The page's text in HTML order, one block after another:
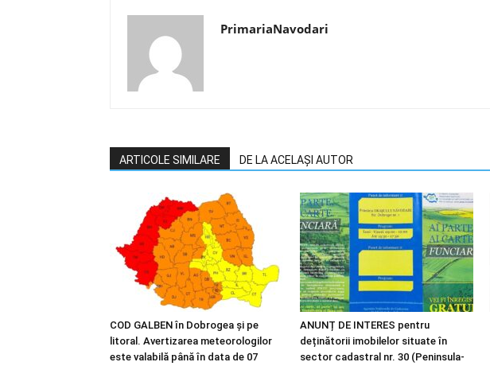
PrimariaNavodari
ARTICOLE SIMILARE DE LA ACELAȘI AUTOR
COD GALBEN în Dobrogea și pe
litoral. Avertizarea meteorologilor
este valabilă până în data de 07
ANUNȚ DE INTERES pentru
deținătorii imobilelor situate în
sector cadastral nr. 30 (Peninsula-